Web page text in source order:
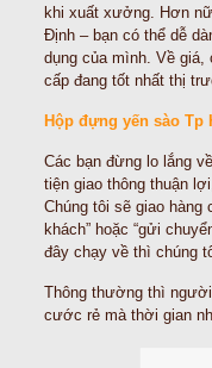
khi xuất xưởng. Hơn
Định – bạn có thể dễ
dụng của mình. Về giá,
cấp đang tốt nhất thị
Hộp đựng yến sào Tp
Các bạn đừng lo lắng
tiện giao thông thuận
Chúng tôi sẽ giao hàng
khách” hoặc “gửi
đây chạy về thì chúng
Thông thường thì
cước rẻ mà thời gian